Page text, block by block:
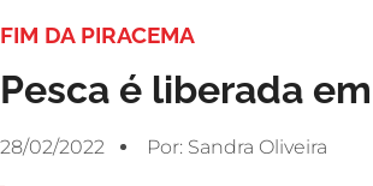
FIM DA PIRACEMA
Pesca é liberada
28/02/2022 Por: Sandra Oliveira